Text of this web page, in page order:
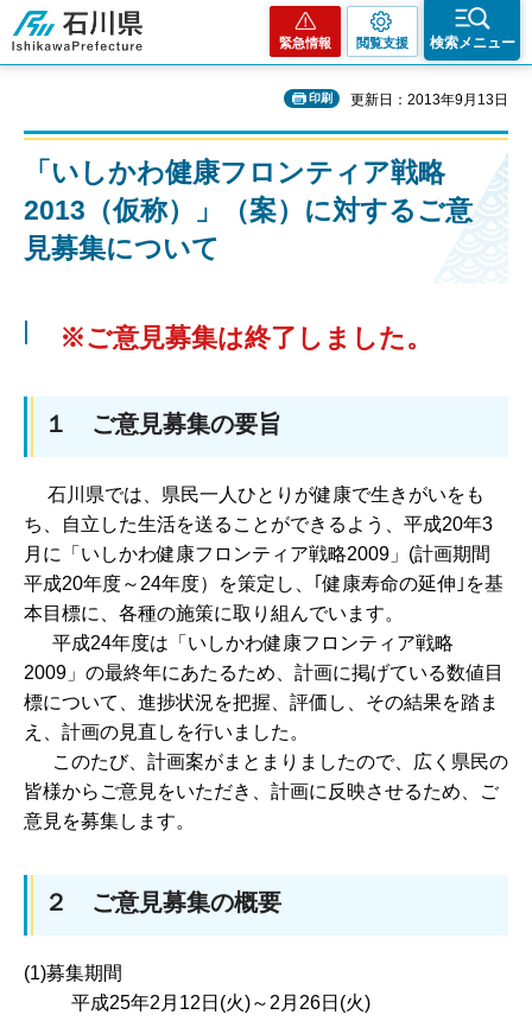
石川県
緊急情報 閲覧支援 検索メニュー
印刷 更新日：2013年9月13日
「いしかわ健康フロンティア戦略
2013（仮称）」（案）に対するご意
見募集について
※ご意見募集は終了しました。
１ ご意見募集の要旨
石川県では、県民一人ひとりが健康で生きがいをも
ち、自立した生活を送ることができるよう、平成20年3
月に「いしかわ健康フロンティア戦略2009」(計画期間
平成20年度～24年度）を策定し、｢健康寿命の延伸｣を基
本目標に、各種の施策に取り組んでいます。
平成24年度は「いしかわ健康フロンティア戦略
2009」の最終年にあたるため、計画に掲げている数値目
標について、進捗状況を把握、評価し、その結果を踏ま
え、計画の見直しを行いました。
このたび、計画案がまとまりましたので、広く県民の
皆様からご意見をいただき、計画に反映させるため、ご
意見を募集します。
２ ご意見募集の概要
(1)募集期間
平成25年2月12日(火)～2月26日(火)